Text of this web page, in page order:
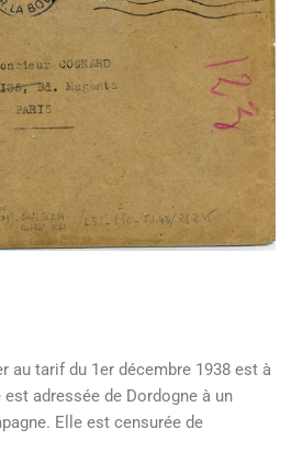
au tarif du 1er décembre 1938 est à
adressée de Dordogne à un
Elle est censurée de